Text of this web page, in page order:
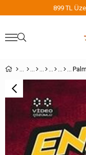
899 TL Üzeri